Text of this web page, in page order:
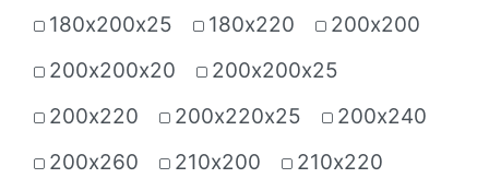
180х200х25
180х220
200х200
200х200х20
200х200х25
200х220
200х220х25
200х240
200х260
210х200
210х220